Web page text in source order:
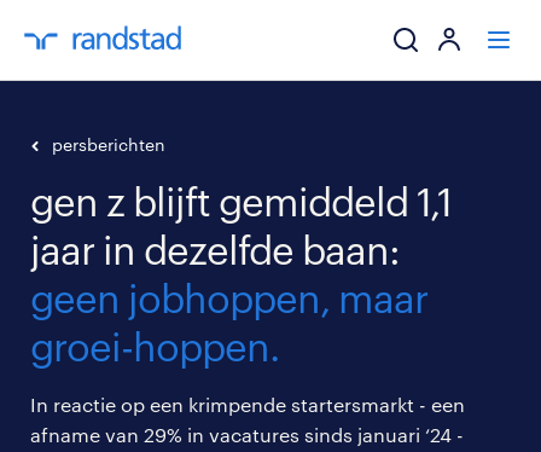
werkgevers
mijn carrière
over randstad
persberichten
gen z blijft gemiddeld 1,1
jaar in dezelfde baan:
geen jobhoppen, maar
groei-hoppen.
In reactie op een krimpende startersmarkt - een
afname van 29% in vacatures sinds januari ‘24 -